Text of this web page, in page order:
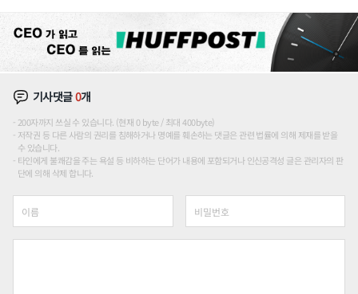
기사댓글0개
200자까지 쓰실 수 있습니다. (현재 0 byte / 최대 400byte)
저작권 등 다른 사람의 권리를 침해하거나 명예를 훼손하는 댓글은 관련 법률에 의해 제재를 받을
수 있습니다.
타인에게 불쾌감을 주는 욕설 등 비하하는 단어가 내용에 포함되거나 인신공격성 글은 관리자의 판
단에 의해 삭제 합니다.